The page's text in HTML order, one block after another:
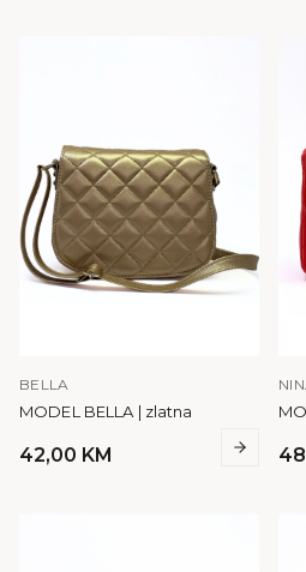
BELLA
MODEL BELLA | zlatna
42,00 KM